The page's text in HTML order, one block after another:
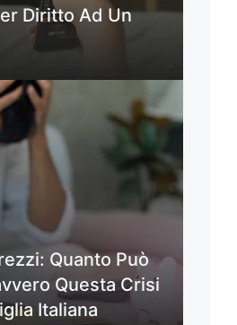
Diritto Ad Un
Quanto Può
Questa Crisi
Italiana